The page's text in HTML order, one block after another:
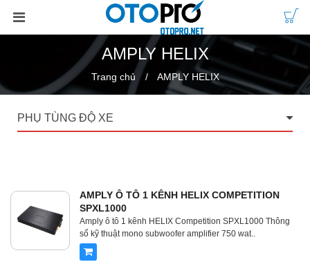
AMPLY HELIX
Trang chủ AMPLY HELIX
PHỤ TÙNG ĐỘ XE
AMPLY Ô TÔ 1 KÊNH HELIX COMPETITION
SPXL1000
Amply ô tô 1 kênh HELIX Competition SPXL1000 Thông
số kỹ thuật mono subwoofer amplifier 750 wat..